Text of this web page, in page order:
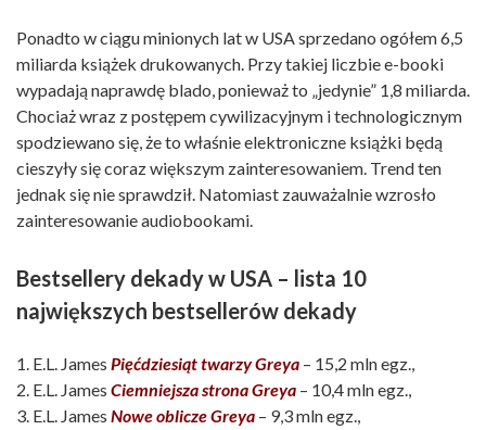
Ponadto w ciągu minionych lat w USA sprzedano ogółem 6,5
miliarda książek drukowanych. Przy takiej liczbie e-booki
wypadają naprawdę blado, ponieważ to „jedynie” 1,8 miliarda.
Chociaż wraz z postępem cywilizacyjnym i technologicznym
spodziewano się, że to właśnie elektroniczne książki będą
cieszyły się coraz większym zainteresowaniem. Trend ten
jednak się nie sprawdził. Natomiast zauważalnie wzrosło
zainteresowanie audiobookami.
Bestsellery dekady w USA – lista 10
największych bestsellerów dekady
1. E.L. James Pięćdziesiąt twarzy Greya – 15,2 mln egz.,
2. E.L. James Ciemniejsza strona Greya – 10,4 mln egz.,
3. E.L. James Nowe oblicze Greya – 9,3 mln egz.,